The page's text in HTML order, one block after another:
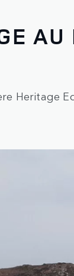
Heritage